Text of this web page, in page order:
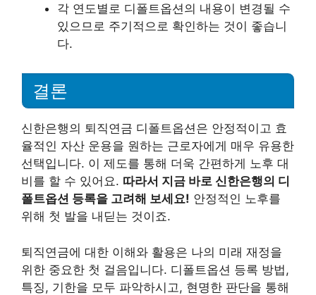
각 연도별로 디폴트옵션의 내용이 변경될 수
있으므로 주기적으로 확인하는 것이 좋습니
다.
결론
신한은행의 퇴직연금 디폴트옵션은 안정적이고 효
율적인 자산 운용을 원하는 근로자에게 매우 유용한
선택입니다. 이 제도를 통해 더욱 간편하게 노후 대
비를 할 수 있어요. 따라서 지금 바로 신한은행의 디
폴트옵션 등록을 고려해 보세요! 안정적인 노후를
위해 첫 발을 내딛는 것이죠.
퇴직연금에 대한 이해와 활용은 나의 미래 재정을
위한 중요한 첫 걸음입니다. 디폴트옵션 등록 방법,
특징, 기한을 모두 파악하시고, 현명한 판단을 통해